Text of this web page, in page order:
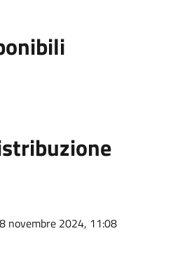
novembre 2024, 11:08